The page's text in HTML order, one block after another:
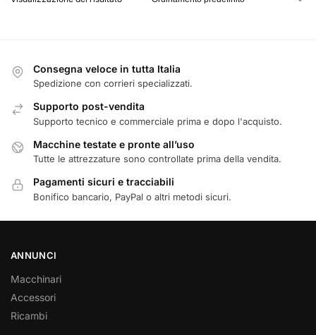
Consegna veloce in tutta Italia
Spedizione con corrieri specializzati.
Supporto post-vendita
Supporto tecnico e commerciale prima e dopo l'acquisto.
Macchine testate e pronte all’uso
Tutte le attrezzature sono controllate prima della vendita.
Pagamenti sicuri e tracciabili
Bonifico bancario, PayPal o altri metodi sicuri.
ANNUNCI
Macchinari
Accessori
Ricambi